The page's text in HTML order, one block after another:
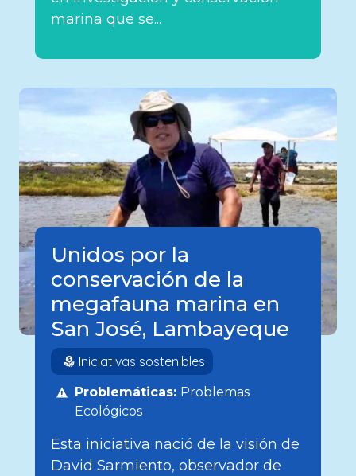
marina que se...
Unidos por la
conservación de la
megafauna marina en
San José, Lambayeque
Iniciativas sostenibles
Problemáticas: Problemas
Ecológicos
Esta iniciativa nació de la visión de
David Sarmiento, observador de